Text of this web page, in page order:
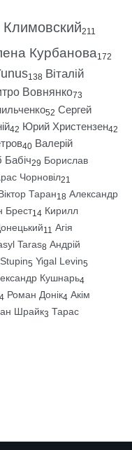
Климовский211
Курбанова172
138 Віталій
Вовнянко73
52 Сергей
42 Юрий Христензен42
40 Валерій
Бабіч29 Борислав
Чорновіл21
Таран18 Александр
Брест14 Кирилл
11 Агія
Taras8 Андрій
5 Yigal Levin5
Кушнарь4
4 Роман Донік4 Акім
Шрайк3 Тарас